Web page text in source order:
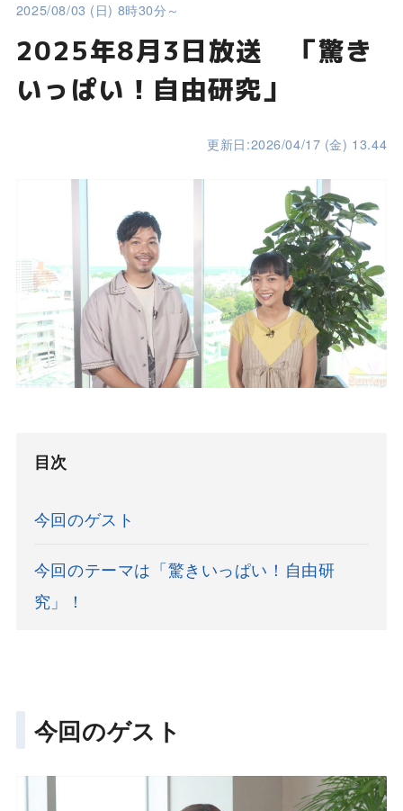
2025/08/03 (日) 8時30分～
2025年8月3日放送 「驚き
いっぱい！自由研究」
更新日:2026/04/17 (金) 13.44
目次
今回のゲスト
今回のテーマは「驚きいっぱい！自由研
究」！
今回のゲスト